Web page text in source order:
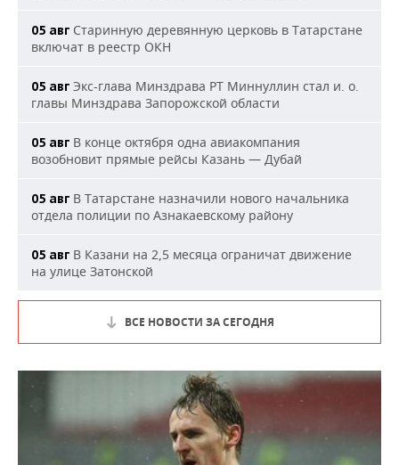
05 авг Старинную деревянную церковь в Татарстане
включат в реестр ОКН
05 авг Экс-глава Минздрава РТ Миннуллин стал и. о.
главы Минздрава Запорожской области
05 авг В конце октября одна авиакомпания
возобновит прямые рейсы Казань — Дубай
05 авг В Татарстане назначили нового начальника
отдела полиции по Азнакаевскому району
05 авг В Казани на 2,5 месяца ограничат движение
на улице Затонской
ВСЕ НОВОСТИ ЗА СЕГОДНЯ